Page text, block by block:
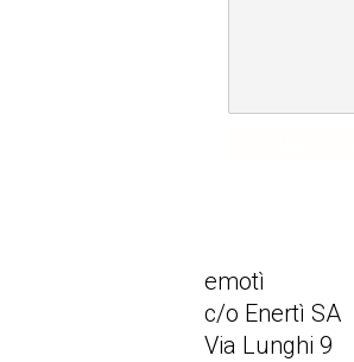
emotì
c/o Enertì SA
Via Lunghi 9